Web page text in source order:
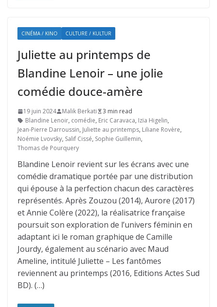
CINÉMA / KINO CULTURE / KULTUR
Juliette au printemps de
Blandine Lenoir – une jolie
comédie douce-amère
19 juin 2024 Malik Berkati
3 min read
Blandine Lenoir, comédie, Eric Caravaca, Izïa Higelin,
Jean-Pierre Darroussin, Juliette au printemps, Liliane Rovère,
Noémie Lvovsky, Salif Cissé, Sophie Guillemin,
Thomas de Pourquery
Blandine Lenoir revient sur les écrans avec une
comédie dramatique portée par une distribution
qui épouse à la perfection chacun des caractères
représentés. Après Zouzou (2014), Aurore (2017)
et Annie Colère (2022), la réalisatrice française
poursuit son exploration de l’univers féminin en
adaptant ici le roman graphique de Camille
Jourdy, également au scénario avec Maud
Ameline, intitulé Juliette – Les fantômes
reviennent au printemps (2016, Editions Actes Sud
BD). (…)